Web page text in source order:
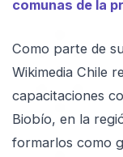
comunas de la
Como parte de
Wikimedia Chile
capacitaciones
Biobío, en la
formarlos como